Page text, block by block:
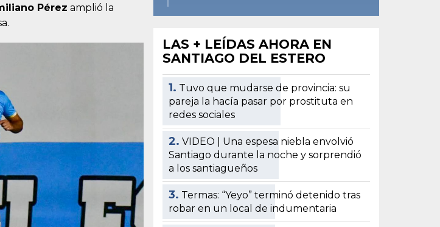
Pérez amplió la
LAS + LEÍDAS AHORA EN
SANTIAGO DEL ESTERO
1. Tuvo que mudarse de provincia: su
pareja la hacía pasar por prostituta en
redes sociales
2. VIDEO | Una espesa niebla envolvió
Santiago durante la noche y sorprendió
a los santiagueños
3. Termas: “Yeyo” terminó detenido tras
robar en un local de indumentaria